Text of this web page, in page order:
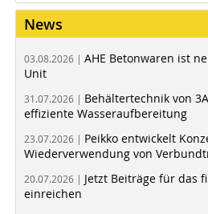
News
03.08.2026 | AHE Betonwaren ist
Unit
31.07.2026 | Behältertechnik von
effiziente Wasseraufbereitung
23.07.2026 | Peikko entwickelt
Wiederverwendung von
20.07.2026 | Jetzt Beiträge für das
einreichen